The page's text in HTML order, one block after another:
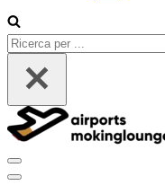
Ricerca
per
Menu
di
Menu